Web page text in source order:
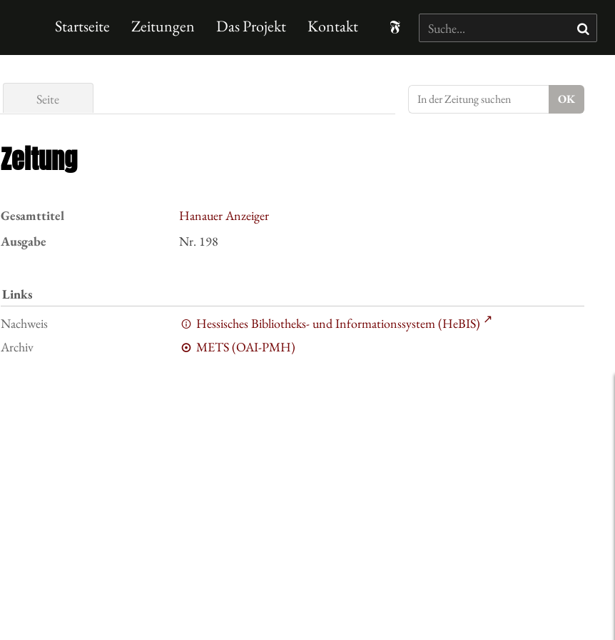
Startseite Zeitungen Das Projekt Kontakt
Seite
Zeitung
Gesamttitel
Hanauer Anzeiger
Ausgabe
Nr. 198
Links
Nachweis
Hessisches Bibliotheks- und Informationssystem (HeBIS)
Archiv
METS (OAI-PMH)